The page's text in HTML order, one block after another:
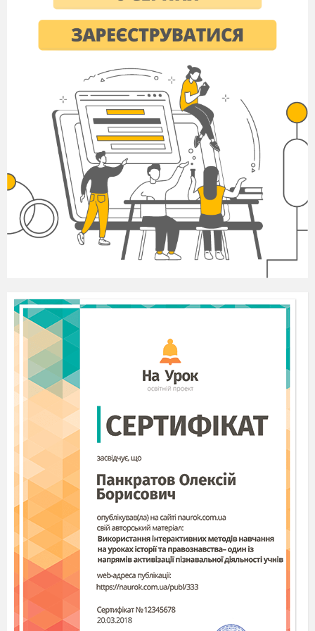
РАЗДЕЛЕНИЕ НА КОМАНДЫ(участники
вытягивают из мешочка пуговицы, делясь на 2-
3 команды)
ПРЕДСТАВЛЕНИЕ ЖЮРИ
Ведущий
Итак, что нам нужно для конкурса? Участники.
Есть. Поприветствуем этих мужественных
людей, ибо решиться принять участие в таком
сложном деле требует определенного
героизма.
Ну и какой же конкурс без жюри?
А жюри это очень сложно и ответственно.
Поэтому мы выберем людей опытных и
Ведь поневоле им придется
На горло чьей-то песне наступать.
Работа эта не для слабонервных,
Поэтому, что там не говори,
Прошу болельщиков я верных
Болеть ещё и за жюри.
Эту почетную миссию – оценивать команды
- мы предоставим Светлане Ивановне, Ниле
Александровне и Надежде Григорьевне.
Оценивать участников вы будете
естественно с помощью пуговиц (1 балл – 1
пуговица)
Конкурс 1 «ПУГОВКОБАНК»
Каждая команда должна сосчитать общее
количество пуговиц на одежде своих членов. У
какой команды пуговиц больше? (жюри следит
за точностью подсчета)